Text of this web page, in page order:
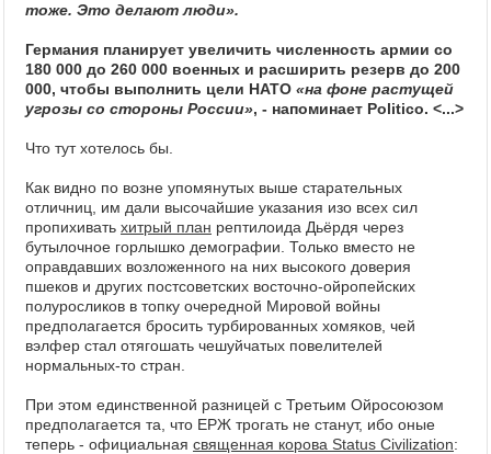
тоже. Это делают люди».
Германия планирует увеличить численность армии со
180 000 до 260 000 военных и расширить резерв до 200
000, чтобы выполнить цели НАТО «на фоне растущей
угрозы со стороны России», - напоминает Politico. <...>
Что тут хотелось бы.
Как видно по возне упомянутых выше старательных
отличниц, им дали высочайшие указания изо всех сил
пропихивать хитрый план рептилоида Дьёрдя через
бутылочное горлышко демографии. Только вместо не
оправдавших возложенного на них высокого доверия
пшеков и других постсоветских восточно-ойропейских
полуросликов в топку очередной Мировой войны
предполагается бросить турбированных хомяков, чей
вэлфер стал отягошать чешуйчатых повелителей
нормальных-то стран.
При этом единственной разницей с Третьим Ойросоюзом
предполагается та, что ЕРЖ трогать не станут, ибо оные
теперь - официальная священная корова Status Civilization: